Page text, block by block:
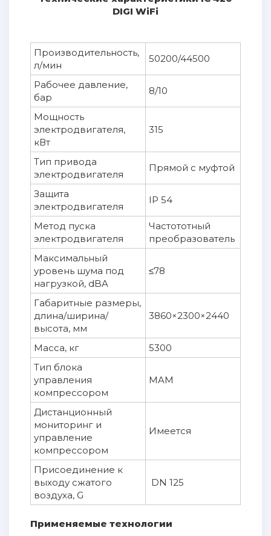
DIGI WiFi
Производительность,
л/мин
50200/44500
Рабочее давление,
бар
8/10
Мощность
электродвигателя,
кВт
315
Тип привода
электродвигателя
Прямой с муфтой
Защита
электродвигателя
IP 54
Метод пуска
электродвигателя
Частототный
преобразователь
Максимальный
уровень шума под
нагрузкой, dBA
≤78
Габаритные размеры,
длина/ширина/
высота, мм
3860×2300×2440
Масса, кг
5300
Тип блока
управления
компрессором
MAM
Дистанционный
мониторинг и
управление
компрессором
Имеется
Присоединение к
выходу сжатого
воздуха, G
DN 125
Применяемые технологии